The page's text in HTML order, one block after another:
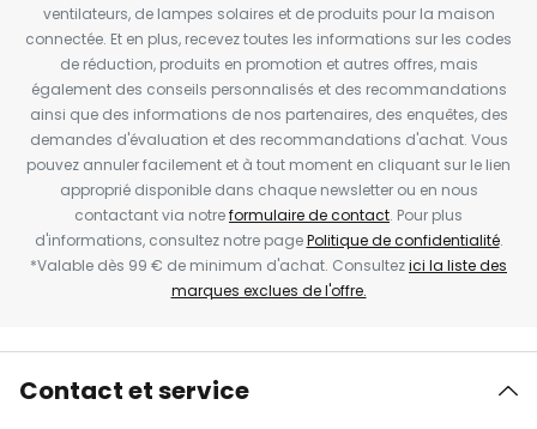
ventilateurs, de lampes solaires et de produits pour la maison
connectée. Et en plus, recevez toutes les informations sur les codes
de réduction, produits en promotion et autres offres, mais
également des conseils personnalisés et des recommandations
ainsi que des informations de nos partenaires, des enquêtes, des
demandes d'évaluation et des recommandations d'achat. Vous
pouvez annuler facilement et à tout moment en cliquant sur le lien
approprié disponible dans chaque newsletter ou en nous
contactant via notreformulaire de contact. Pour plus
d'informations, consultez notre pagePolitique de confidentialité.
*Valable dès 99 € de minimum d'achat. Consultezici la liste des
marques exclues de l'offre.
Contact et service